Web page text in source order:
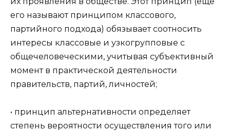
его называют принципом классового,
партийного подхода) обязывает соотносить
интересы классовые и узкогрупповые с
общечеловеческими, учитывая субъективный
момент в практической деятельности
правительств, партий, личностей;
• принцип альтернативности определяет
степень вероятности осуществления того или